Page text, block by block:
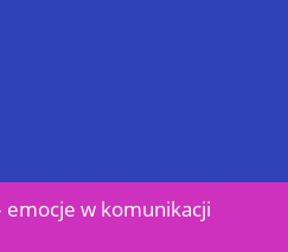
emocje wkomunikacji